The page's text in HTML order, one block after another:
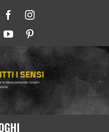
FacebookInstagram
YouTubePinterest